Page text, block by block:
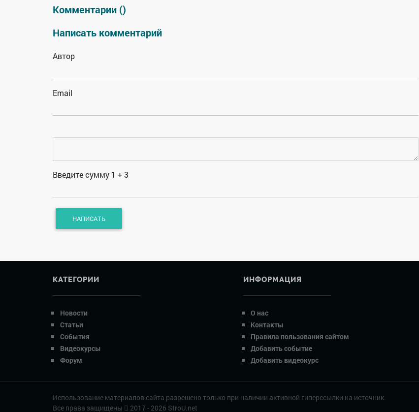
Комментарии ()
Написать комментарий
Автор
Email
Введите сумму 1 + 3
КАТЕГОРИИ
Новости
Статьи
События
Видеокурсы
Форум
ИНФОРМАЦИЯ
О нас
Контакты
Правила пользования сайтом
Добавить событие
Добавить видеокурс
Использование материалов сайта разрешено только при наличии активной гиперссылки на источник.
Все права защищены
2017 - 2026 StroU.net